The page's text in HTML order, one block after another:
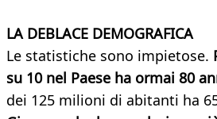
LA DEBLACE DEMOGRAFICA
Le statistiche sono impietose.
su 10 nel Paese ha ormai 80
dei 125 milioni di abitanti ha